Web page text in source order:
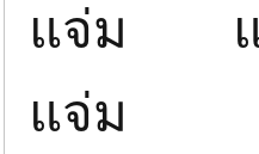
แจ่ม แ
แ